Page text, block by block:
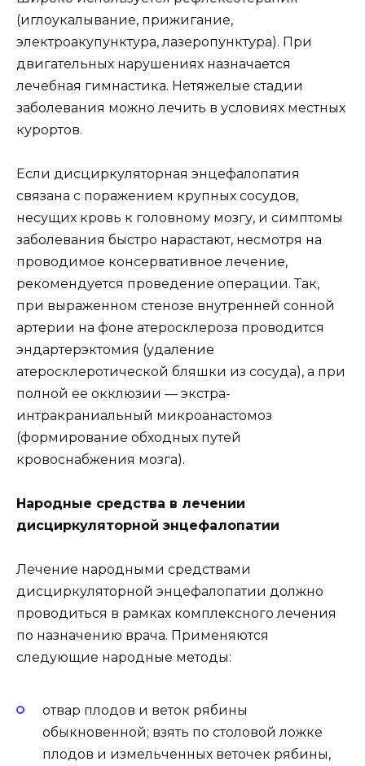
(иглоукалывание, прижигание,
электроакупунктура, лазеропунктура). При
двигательных нарушениях назначается
лечебная гимнастика. Нетяжелые стадии
заболевания можно лечить в условиях местных
курортов.
Если дисциркуляторная энцефалопатия
связана с поражением крупных сосудов,
несущих кровь к головному мозгу, и симптомы
заболевания быстро нарастают, несмотря на
проводимое консервативное лечение,
рекомендуется проведение операции. Так,
при выраженном стенозе внутренней сонной
артерии на фоне атеросклероза проводится
эндартерэктомия (удаление
атеросклеротической бляшки из сосуда), а при
полной ее окклюзии — экстра-
интракраниальный микроанастомоз
(формирование обходных путей
кровоснабжения мозга).
Народные средства в лечении
дисциркуляторной энцефалопатии
Лечение народными средствами
дисциркуляторной энцефалопатии должно
проводиться в рамках комплексного лечения
по назначению врача. Применяются
следующие народные методы:
отвар плодов и веток рябины
обыкновенной; взять по столовой ложке
плодов и измельченных веточек рябины,